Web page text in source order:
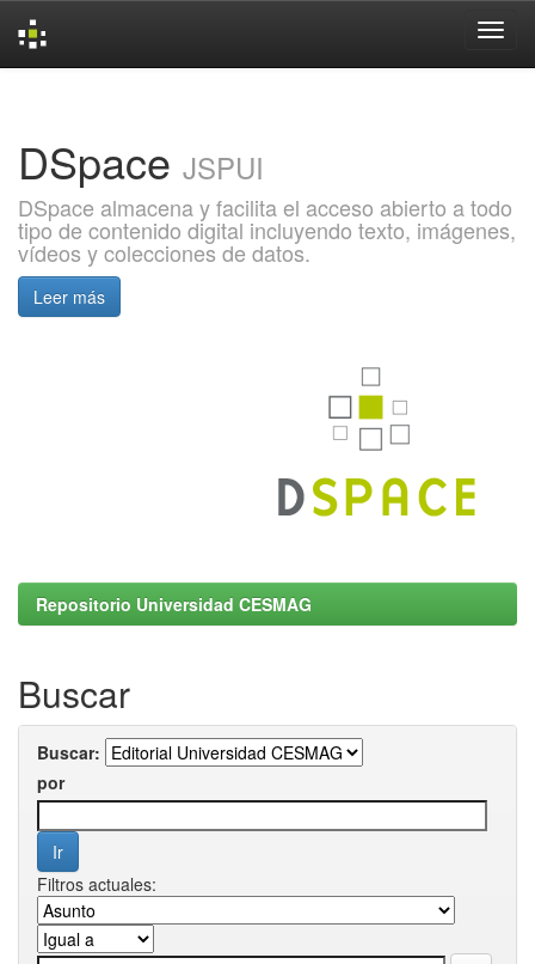
DSpace JSPUI
DSpace almacena y facilita el acceso abierto a todo
tipo de contenido digital incluyendo texto, imágenes,
vídeos y colecciones de datos.
Leer más
Repositorio Universidad CESMAG
Buscar
Buscar:
por
Filtros actuales: